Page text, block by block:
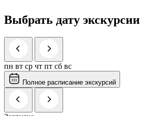
Выбрать дату экскурсии
пн вт ср чт пт сб вс
Полное расписание экскурсий